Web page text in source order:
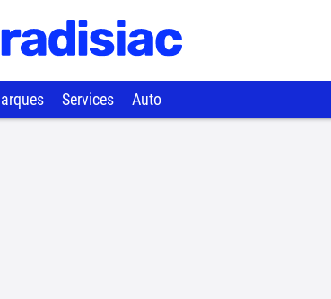
Services Auto